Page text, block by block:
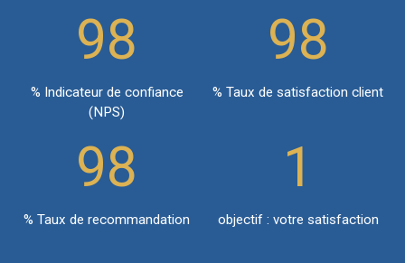
98
% Indicateur de confiance
(NPS)
98
% Taux de satisfaction client
98
% Taux de recommandation
1
objectif : votre satisfaction